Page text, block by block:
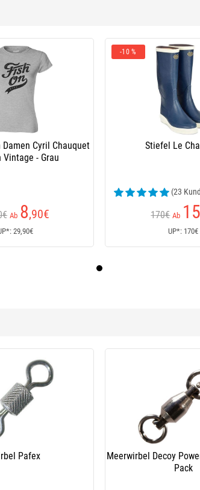
Damen Cyril Chauquet
Vintage - Grau
Ab 8,90€
29,90€
-10 %
Stiefel Le
(23
170€ Ab
UP*: 170€
Barrel Mit Karabiner -
Meerwirbel Owner
Stainless